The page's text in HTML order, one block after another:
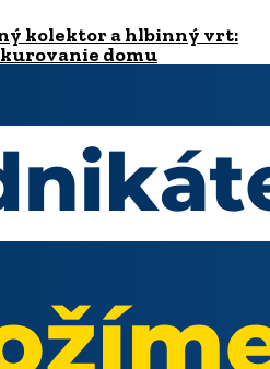
kolektor a hlbinný vrt:
domu